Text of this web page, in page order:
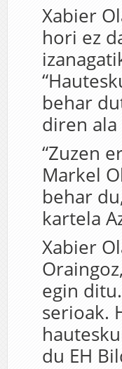
Xabier
hori ez
behar
diren ala
“Zuzen
Markel
behar
kartela
Xabier
egin
serioak.
du EH